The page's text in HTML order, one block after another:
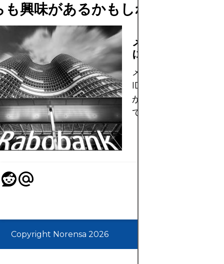
興味があるかもしれません
メッセージ署名
に使用されます
メッセージ署名によ
ID が検証され、ログ
が保護される仕組み
て説明します。
Copyright Norensa 2026